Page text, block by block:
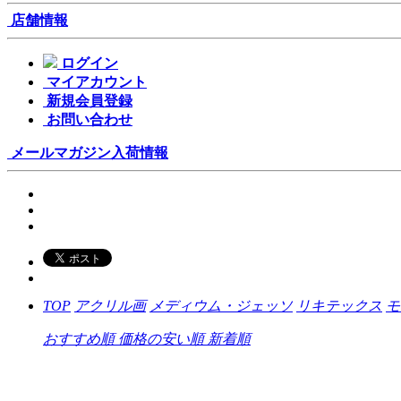
店舗情報
ログイン
マイアカウント
新規会員登録
お問い合わせ
メールマガジン入荷情報
TOP アクリル画 メディウム・ジェッソ リキテックス
おすすめ順 価格の安い順 新着順